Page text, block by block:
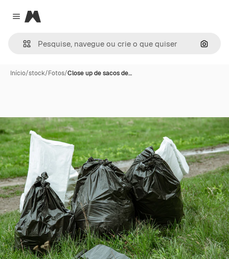
Close menu
Magnific
Início/stock/Fotos/Close up de sacos de…